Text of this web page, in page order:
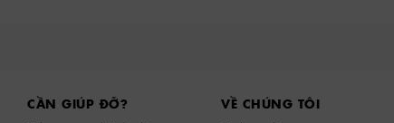
CẦN GIÚP ĐỠ?
VỀ CHÚNG TÔI